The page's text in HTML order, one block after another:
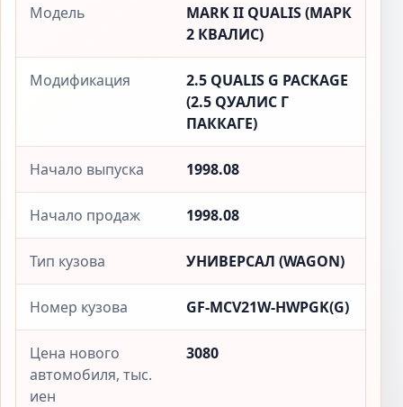
Модель
MARK II QUALIS (МАРК
2 КВАЛИС)
Модификация
2.5 QUALIS G PACKAGE
(2.5 QУАЛИС Г
ПАККАГЕ)
Начало выпуска 1998.08
Начало продаж 1998.08
Тип кузова УНИВЕРСАЛ (WAGON)
Номер кузова GF-MCV21W-HWPGK(G)
Цена нового
автомобиля, тыс.
иен
3080